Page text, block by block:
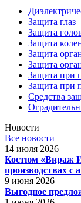
Защита глаз
Защита
Защита
Защита
Защита
Защита при
Защита при
Средства
Новости
Все новости
14 июля 2026
Костюм «Вираж
производствах с
9 июня 2026
Выгодное